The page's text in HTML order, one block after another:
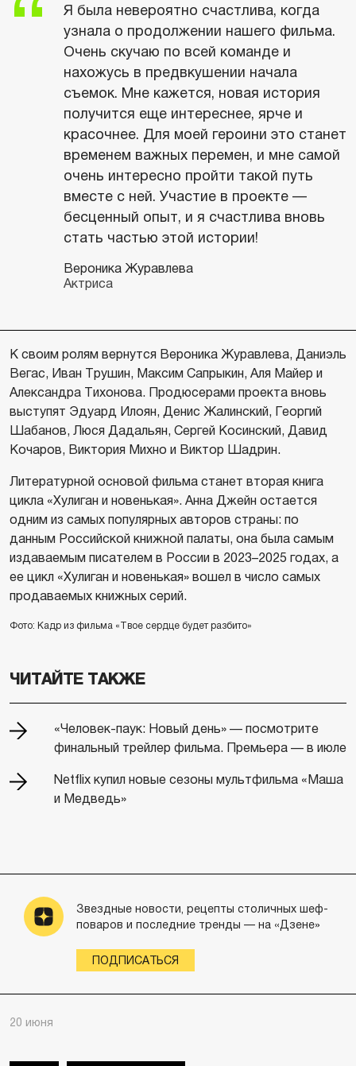
Я была невероятно счастлива, когда
узнала о продолжении нашего фильма.
Очень скучаю по всей команде и
нахожусь в предвкушении начала
съемок. Мне кажется, новая история
получится еще интереснее, ярче и
красочнее. Для моей героини это станет
временем важных перемен, и мне самой
очень интересно пройти такой путь
вместе с ней. Участие в проекте —
бесценный опыт, и я счастлива вновь
стать частью этой истории!
Вероника Журавлева
Актриса
К своим ролям вернутся Вероника Журавлева, Даниэль
Вегас, Иван Трушин, Максим Сапрыкин, Аля Майер и
Александра Тихонова. Продюсерами проекта вновь
выступят Эдуард Илоян, Денис Жалинский, Георгий
Шабанов, Люся Дадальян, Сергей Косинский, Давид
Кочаров, Виктория Михно и Виктор Шадрин.
Литературной основой фильма станет вторая книга
цикла «Хулиган и новенькая». Анна Джейн остается
одним из самых популярных авторов страны: по
данным Российской книжной палаты, она была самым
издаваемым писателем в России в 2023–2025 годах, а
ее цикл «Хулиган и новенькая» вошел в число самых
продаваемых книжных серий.
Фото: Кадр из фильма «Твое сердце будет разбито»
ЧИТАЙТЕ ТАКЖЕ
«Человек-паук: Новый день» — посмотрите
финальный трейлер фильма. Премьера — в июле
Netflix купил новые сезоны мультфильма «Маша
и Медведь»
Звездные новости, рецепты столичных шеф-
поваров и последние тренды — на «Дзене»
ПОДПИСАТЬСЯ
20 июня